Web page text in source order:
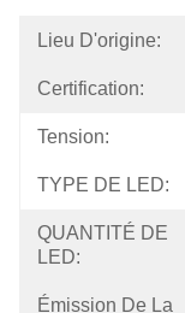
Lieu D'origine:
Certification:
Tension:
TYPE DE LED:
QUANTITÉ DE
LED:
Émission De La